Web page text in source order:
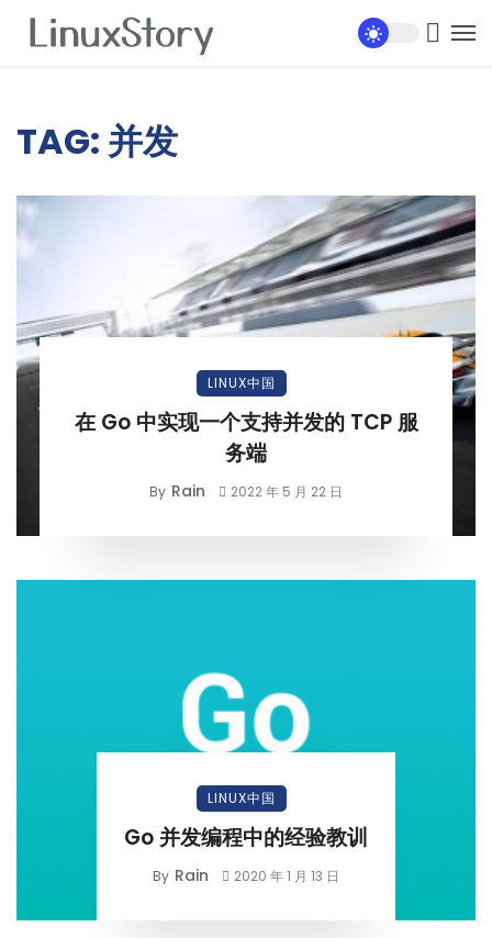
TAG: 并发
LINUX中国
在 Go 中实现一个支持并发的 TCP 服
务端
By Rain 2022 年 5 月 22 日
LINUX中国
Go 并发编程中的经验教训
By Rain 2020 年 1 月 13 日